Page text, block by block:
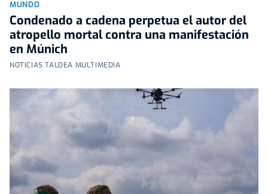
MUNDO
Condenado a cadena perpetua el autor del
atropello mortal contra una manifestación
en Múnich
NOTICIAS TALDEA MULTIMEDIA